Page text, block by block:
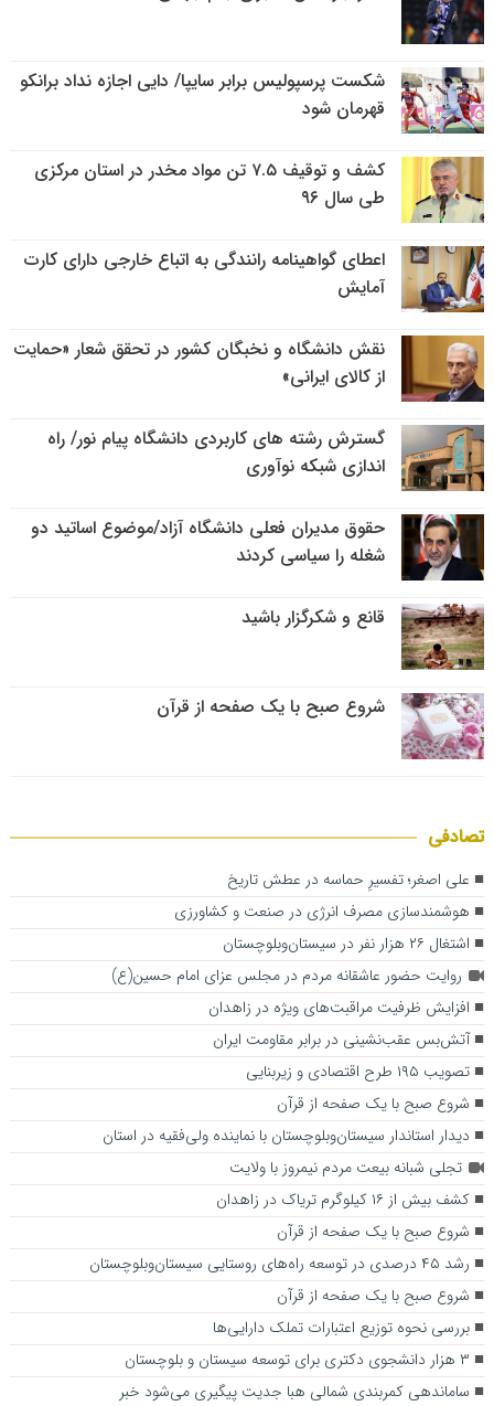
شکست پرسپولیس برابر سایپا/ دایی اجازه نداد برانکو
قهرمان شود
کشف و توقیف ۷.۵ تن مواد مخدر در استان مرکزی
طی سال ۹۶
اعطای گواهینامه رانندگی به اتباع خارجی دارای کارت
آمایش
نقش دانشگاه و نخبگان کشور در تحقق شعار «حمایت
از کالای ایرانی»
گسترش رشته های کاربردی دانشگاه پیام نور/ راه
اندازی شبکه نوآوری
حقوق مدیران فعلی دانشگاه آزاد/موضوع اساتید دو
شغله را سیاسی کردند
قانع و شکرگزار باشید
شروع صبح با یک صفحه از قرآن
تصادفی
علی اصغر؛ تفسیرِ حماسه در عطش تاریخ
هوشمندسازی مصرف انرژی در صنعت و کشاورزی
اشتغال ۲۶ هزار نفر در سیستان‌وبلوچستان
روایت حضور عاشقانه مردم در مجلس عزای امام حسین(ع)
افزایش ظرفیت مراقبت‌های ویژه در زاهدان
آتش‌بس عقب‌نشینی در برابر مقاومت ایران
تصویب ۱۹۵ طرح اقتصادی و زیربنایی
شروع صبح با یک صفحه از قرآن
دیدار استاندار سیستان‌وبلوچستان با نماینده ولی‌فقیه در استان
تجلی شبانه بیعت مردم نیمروز با ولایت
کشف بیش از ۱۶ کیلوگرم تریاک در زاهدان
شروع صبح با یک صفحه از قرآن
رشد ۴۵ درصدی در توسعه راه‌های روستایی سیستان‌وبلوچستان
شروع صبح با یک صفحه از قرآن
بررسی نحوه توزیع اعتبارات تملک دارایی‌ها
۳ هزار دانشجوی دکتری برای توسعه سیستان و بلوچستان
ساماندهی کمربندی شمالی ه‍با جدیت پیگیری می‌شود ‌خبر